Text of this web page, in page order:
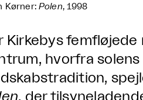
Kørner: Polen, 1998
Kirkebys
hvorfra
, der